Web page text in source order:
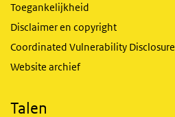
Toegankelijkheid
Disclaimer en copyright
Coordinated Vulnerability Disclosure
Website archief
Talen